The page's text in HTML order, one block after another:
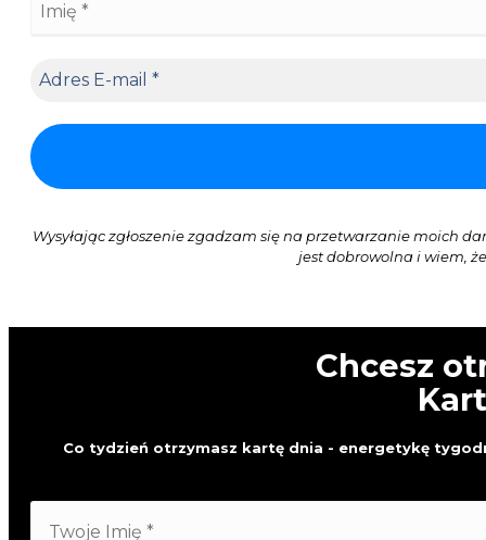
Wysyłając zgłoszenie zgadzam się na przetwarzanie moich
jest dobrowolna i wiem,
Chcesz
Co tydzień otrzymasz kartę dnia - energetykę